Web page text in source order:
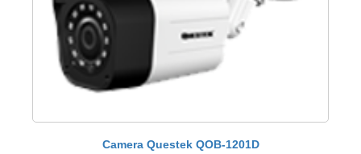
Camera Questek QOB-1201D